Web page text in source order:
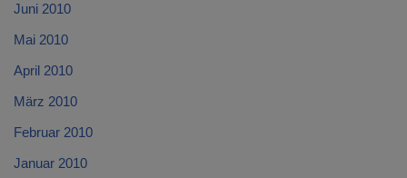
Juni 2010
Mai 2010
April 2010
März 2010
Februar 2010
Januar 2010